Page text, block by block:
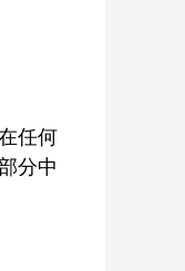
任何
分中